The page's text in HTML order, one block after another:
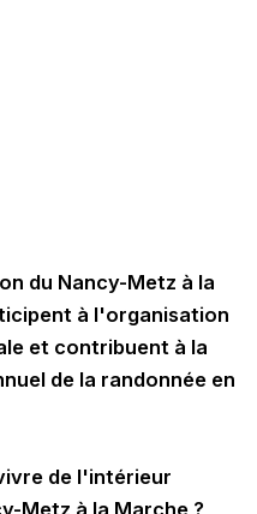
du Nancy-Metz à la
à l'organisation
et contribuent à la
de la randonnée en
de l'intérieur
Metz à la Marche ?